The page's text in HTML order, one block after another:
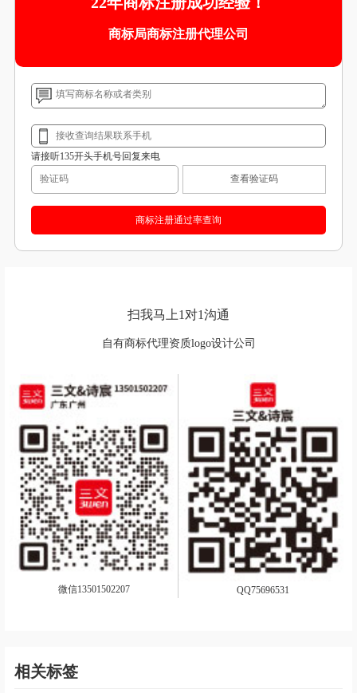
商标局商标注册代理公司
请接听135开头手机号回复来电
查看验证码
扫我马上1对1沟通
自有商标代理资质logo设计公司
微信13501502207 QQ75696531
相关标签